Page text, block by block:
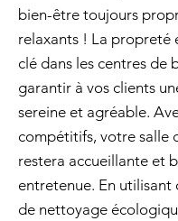
bien-être toujours
relaxants ! La propreté
clé dans les centres de
garantir à vos clients
sereine et agréable.
compétitifs, votre salle
restera accueillante et
entretenue. En utilisant
de nettoyage